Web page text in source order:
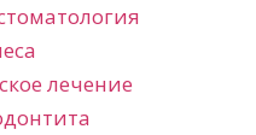
лечение